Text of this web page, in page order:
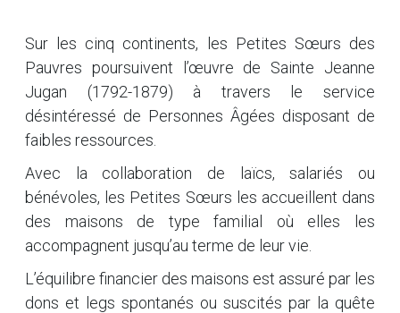
Sur les cinq continents, les Petites Sœurs des
Pauvres poursuivent l’œuvre de Sainte Jeanne
Jugan (1792-1879) à travers le service
désintéressé de Personnes Âgées disposant de
faibles ressources.
Avec la collaboration de laïcs, salariés ou
bénévoles, les Petites Sœurs les accueillent dans
des maisons de type familial où elles les
accompagnent jusqu’au terme de leur vie.
L’équilibre financier des maisons est assuré par les
dons et legs spontanés ou suscités par la quête